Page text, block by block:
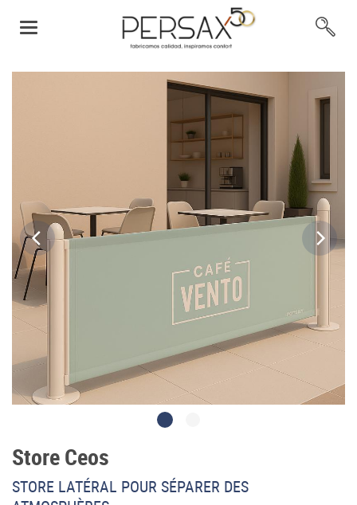
Store Ceos
STORE LATÉRAL POUR SÉPARER DES